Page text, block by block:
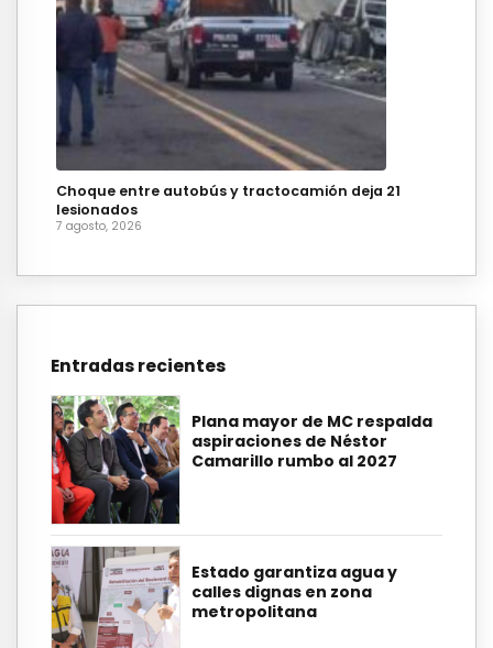
Choque entre autobús y tractocamión deja 21
lesionados
7 agosto, 2026
Entradas recientes
Plana mayor de MC respalda
aspiraciones de Néstor
Camarillo rumbo al 2027
Estado garantiza agua y
calles dignas en zona
metropolitana